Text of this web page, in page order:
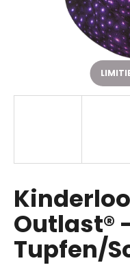
Outlast®
Tupfen/
p
f
e
h
l
e